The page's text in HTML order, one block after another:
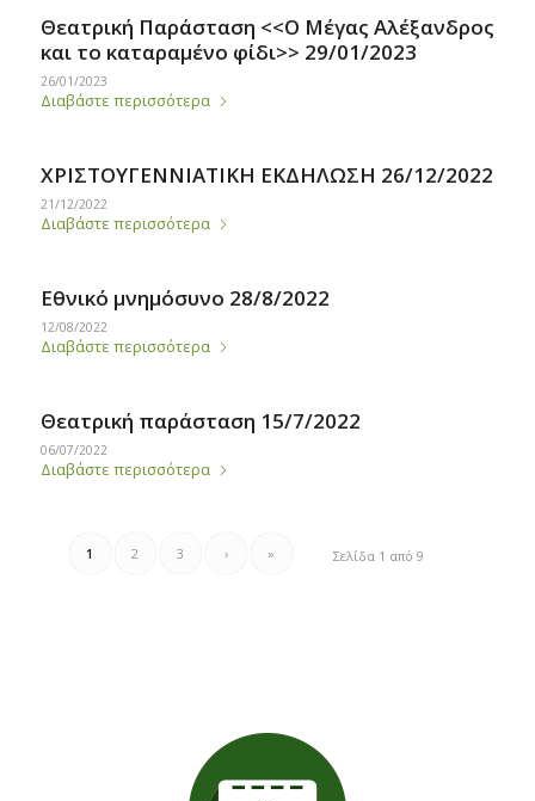
Θεατρική Παράσταση <<Ο Μέγας Αλέξανδρος
και το καταραμένο φίδι>> 29/01/2023
26/01/2023
Διαβάστε περισσότερα
ΧΡΙΣΤΟΥΓΕΝΝΙΑΤΙΚΗ ΕΚΔΗΛΩΣΗ 26/12/2022
21/12/2022
Διαβάστε περισσότερα
Εθνικό μνημόσυνο 28/8/2022
12/08/2022
Διαβάστε περισσότερα
Θεατρική παράσταση 15/7/2022
06/07/2022
Διαβάστε περισσότερα
Σελίδα 1 από 9
1 2 3 › »